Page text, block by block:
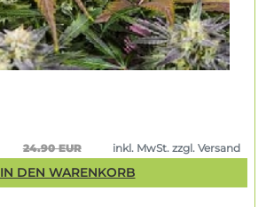
24.90 EUR inkl. MwSt. zzgl. Versand
IN DEN WARENKORB